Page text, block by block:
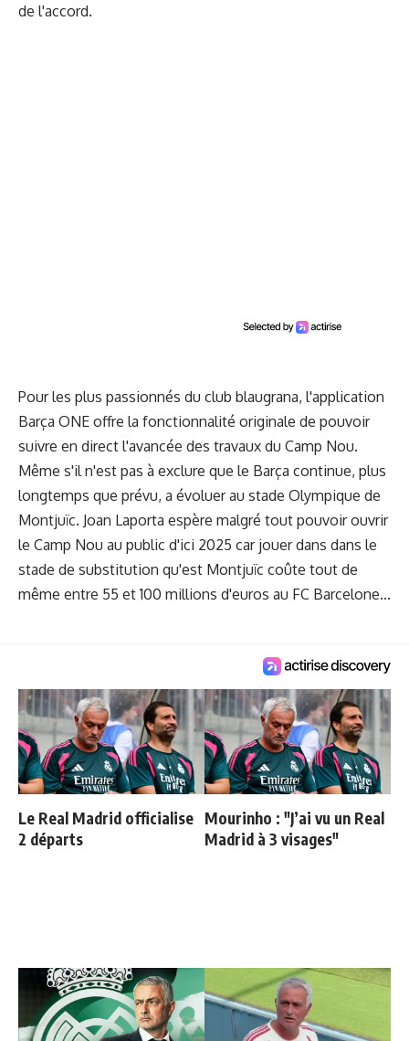
de l'accord.
Pour les plus passionnés du club blaugrana, l'application
Barça ONE offre la fonctionnalité originale de pouvoir
suivre en direct l'avancée des travaux du Camp Nou.
Même s'il n'est pas à exclure que le Barça continue, plus
longtemps que prévu, a évoluer au stade Olympique de
Montjuïc. Joan Laporta espère malgré tout pouvoir ouvrir
le Camp Nou au public d'ici 2025 car jouer dans dans le
stade de substitution qu'est Montjuïc coûte tout de
même entre 55 et 100 millions d'euros au FC Barcelone...
Le Real Madrid officialise
2 départs
Mourinho : "J’ai vu un Real
Madrid à 3 visages"